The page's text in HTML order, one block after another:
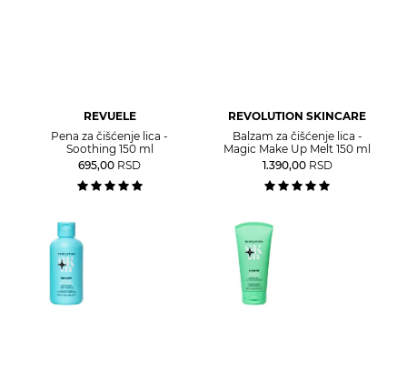
REVUELE
Pena za čišćenje lica -
Soothing 150 ml
695,00 RSD
REVOLUTION SKINCARE
Balzam za čišćenje lica -
Magic Make Up Melt 150 ml
1.390,00 RSD